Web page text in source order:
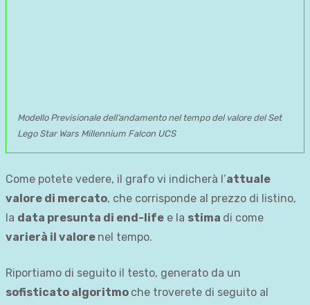
Modello Previsionale dell’andamento nel tempo del valore del Set
Lego Star Wars Millennium Falcon UCS
Come potete vedere, il grafo vi indicherà l’attuale
valore di mercato, che corrisponde al prezzo di listino,
la data presunta di end-life e la stima di come
varierà il valore nel tempo.
Riportiamo di seguito il testo, generato da un
sofisticato algoritmo che troverete di seguito al